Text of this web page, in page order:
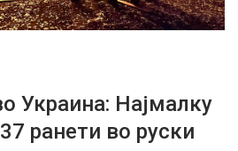
Украина: Најмалку
ранети во руски